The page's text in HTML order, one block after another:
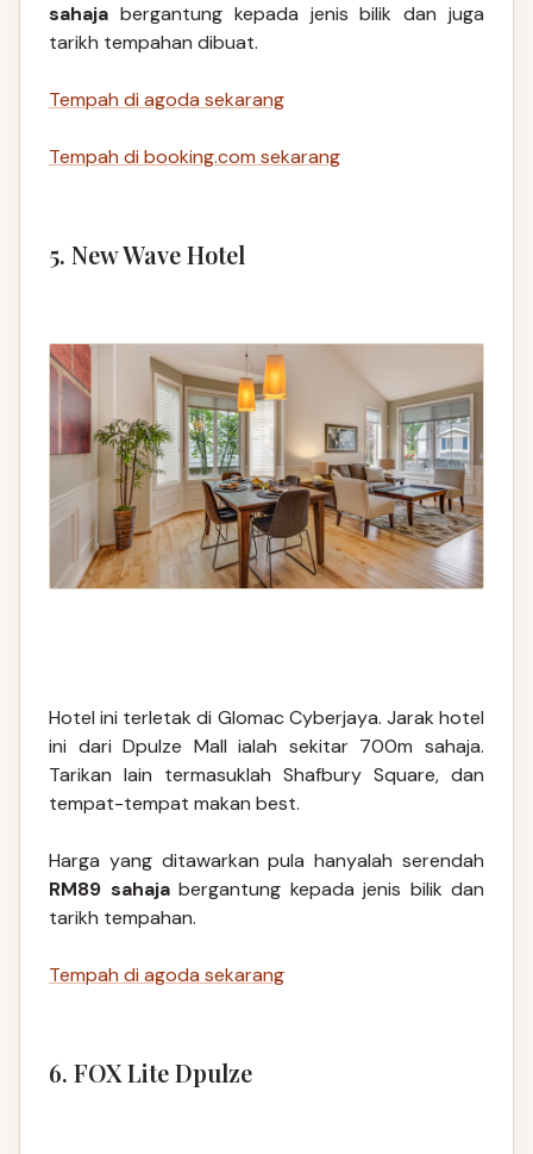
sahaja bergantung kepada jenis bilik dan juga
tarikh tempahan dibuat.
Tempah di agoda sekarang
Tempah di booking.com sekarang
5. New Wave Hotel
Hotel ini terletak di Glomac Cyberjaya. Jarak hotel
ini dari Dpulze Mall ialah sekitar 700m sahaja.
Tarikan lain termasuklah Shafbury Square, dan
tempat-tempat makan best.
Harga yang ditawarkan pula hanyalah serendah
RM89 sahajabergantung kepada jenis bilik dan
tarikh tempahan.
Tempah di agoda sekarang
6. FOX Lite Dpulze